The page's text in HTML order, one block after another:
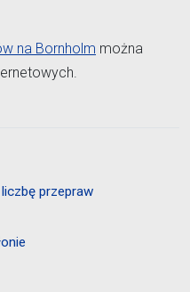
na Bornholm można
przepraw